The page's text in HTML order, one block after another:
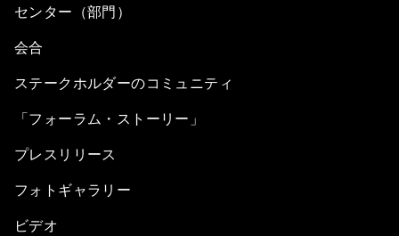
センター（部門）
会合
ステークホルダーのコミュニティ
「フォーラム・ストーリー」
プレスリリース
フォトギャラリー
ビデオ